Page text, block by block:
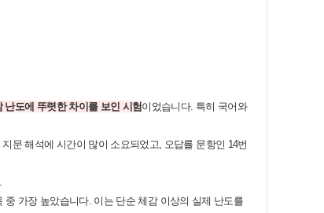
도에 뚜렷한 차이를 보인 시험이었습니다. 특히 국어와
문 해석에 시간이 많이 소요되었고, 오답률 문항인 14번
가장 높았습니다. 이는 단순 체감 이상의 실제 난도를